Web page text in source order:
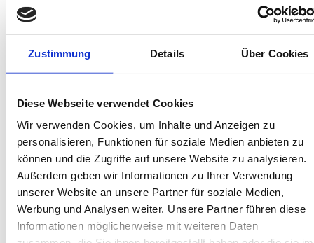
Zustimmung Details Über Cookies
Diese Webseite verwendet Cookies
Wir verwenden Cookies, um Inhalte und Anzeigen zu
personalisieren, Funktionen für soziale Medien anbieten zu
können und die Zugriffe auf unsere Website zu analysieren.
Außerdem geben wir Informationen zu Ihrer Verwendung
unserer Website an unsere Partner für soziale Medien,
Werbung und Analysen weiter. Unsere Partner führen diese
Informationen möglicherweise mit weiteren Daten
Vormann-Otten-Weg 18A, 26465 Langeoog
Objekt-Nr.: 6030003
Ich stehe zum Verkauf!
Diese Ferienimmobilie können Sie nicht nur mieten,
sondern auch kaufen. Sie können Ihren Urlaub dazu
nutzen, schon einmal zur Probe zu wohnen!
Zum Exposé